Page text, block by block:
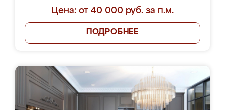
Цена: от 40 000 руб. за п.м.
ПОДРОБНЕЕ